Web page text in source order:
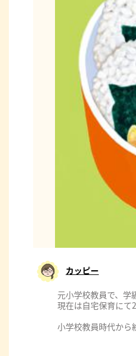
カッピー
元小学校教員で、学
現在は自宅保育にて
小学校教員時代から
今でも図書館が大